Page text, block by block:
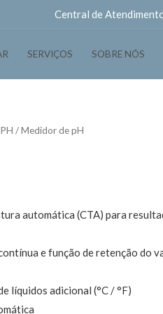
Central de
SERVIÇOS SOBRE NÓS
/ Medidor de pH
automática (CTA) para
e função de retenção do
líquidos adicional (°C / °F)